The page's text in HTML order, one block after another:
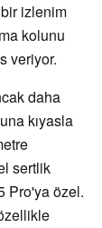
izlenim
kolunu
veriyor.
daha
kıyasla
sertlik
Pro'ya özel.